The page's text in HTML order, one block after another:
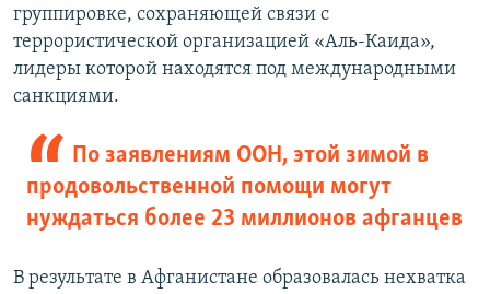
группировке, сохраняющей связи с
террористической организацией «Аль-Каида»,
лидеры которой находятся под международными
санкциями.
По заявлениям ООН, этой зимой в
продовольственной помощи могут
нуждаться более 23 миллионов афганцев
В результате в Афганистане образовалась нехватка